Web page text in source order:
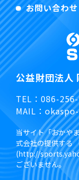
お問い合わせ
公益財団法人
TEL：086-
MAIL：
当サイト「おかや
式会社の提供する
(http://
ございません。